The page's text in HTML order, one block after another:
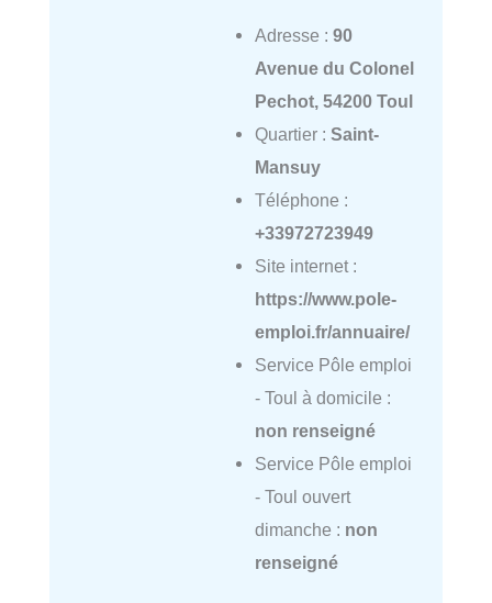
Adresse : 90
Avenue du Colonel
Pechot, 54200 Toul
Quartier : Saint-
Mansuy
Téléphone :
+33972723949
Site internet :
https://www.pole-
emploi.fr/annuaire/
Service Pôle emploi
- Toul à domicile :
non renseigné
Service Pôle emploi
- Toul ouvert
dimanche : non
renseigné